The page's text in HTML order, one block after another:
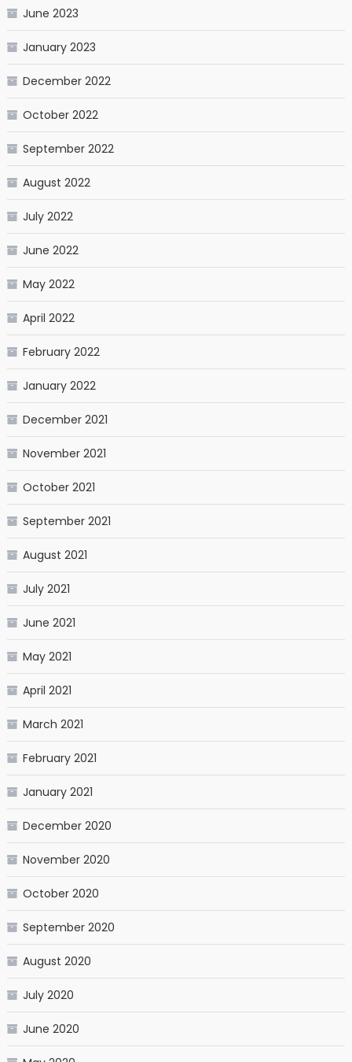
June 2023
January 2023
December 2022
October 2022
September 2022
August 2022
July 2022
June 2022
May 2022
April 2022
February 2022
January 2022
December 2021
November 2021
October 2021
September 2021
August 2021
July 2021
June 2021
May 2021
April 2021
March 2021
February 2021
January 2021
December 2020
November 2020
October 2020
September 2020
August 2020
July 2020
June 2020